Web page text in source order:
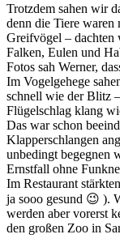
Trotzdem sahen wir
denn die Tiere
Greifvögel – dachten
Falken, Eulen und
Fotos sah Werner,
Im Vogelgehege
schnell wie der Blitz
Flügelschlag klang
Das war schon
Klapperschlangen
unbedingt begegnen
Ernstfall ohne
Im Restaurant
ja sooo gesund 😉 ).
werden aber vorerst
den großen Zoo in